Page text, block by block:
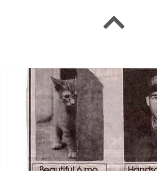
Ne fogazz, kurva!
#19749 Katus|2003-06-01 00:00:00| Válasz